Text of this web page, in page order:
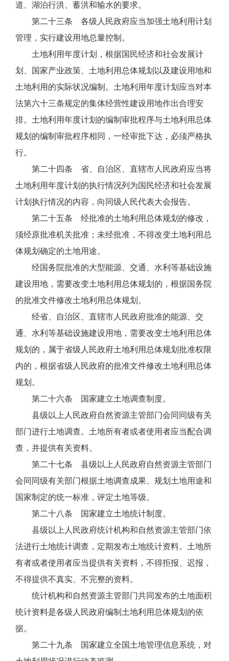
道、湖泊行洪、蓄洪和输水的要求。
第二十三条 各级人民政府应当加强土地利用计划
管理，实行建设用地总量控制。
土地利用年度计划，根据国民经济和社会发展计
划、国家产业政策、土地利用总体规划以及建设用地和
土地利用的实际状况编制。土地利用年度计划应当对本
法第六十三条规定的集体经营性建设用地作出合理安
排。土地利用年度计划的编制审批程序与土地利用总体
规划的编制审批程序相同，一经审批下达，必须严格执
行。
第二十四条 省、自治区、直辖市人民政府应当将
土地利用年度计划的执行情况列为国民经济和社会发展
计划执行情况的内容，向同级人民代表大会报告。
第二十五条 经批准的土地利用总体规划的修改，
须经原批准机关批准；未经批准，不得改变土地利用总
体规划确定的土地用途。
经国务院批准的大型能源、交通、水利等基础设施
建设用地，需要改变土地利用总体规划的，根据国务院
的批准文件修改土地利用总体规划。
经省、自治区、直辖市人民政府批准的能源、交
通、水利等基础设施建设用地，需要改变土地利用总体
规划的，属于省级人民政府土地利用总体规划批准权限
内的，根据省级人民政府的批准文件修改土地利用总体
规划。
第二十六条 国家建立土地调查制度。
县级以上人民政府自然资源主管部门会同同级有关
部门进行土地调查。土地所有者或者使用者应当配合调
查，并提供有关资料。
第二十七条 县级以上人民政府自然资源主管部门
会同同级有关部门根据土地调查成果、规划土地用途和
国家制定的统一标准，评定土地等级。
第二十八条 国家建立土地统计制度。
县级以上人民政府统计机构和自然资源主管部门依
法进行土地统计调查，定期发布土地统计资料。土地所
有者或者使用者应当提供有关资料，不得拒报、迟报，
不得提供不真实、不完整的资料。
统计机构和自然资源主管部门共同发布的土地面积
统计资料是各级人民政府编制土地利用总体规划的依
据。
第二十九条 国家建立全国土地管理信息系统，对